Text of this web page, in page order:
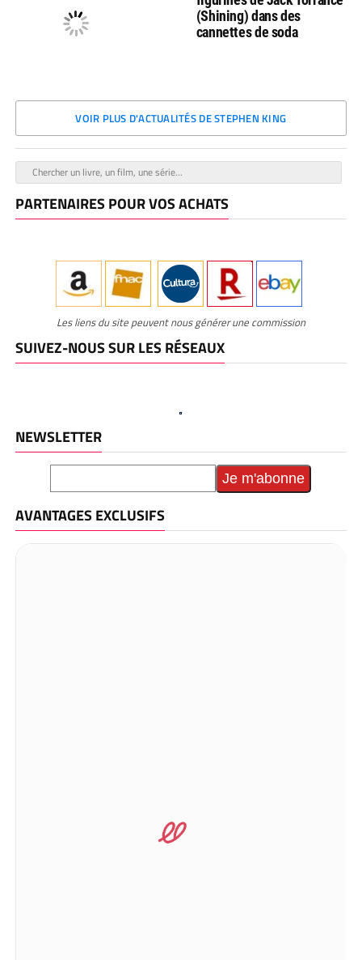
(Shining) dans des
cannettes de soda
VOIR PLUS D'ACTUALITÉS DE STEPHEN KING
PARTENAIRES POUR VOS ACHATS
Les liens du site peuvent nous générer une commission
SUIVEZ-NOUS SUR LES RÉSEAUX
NEWSLETTER
AVANTAGES EXCLUSIFS